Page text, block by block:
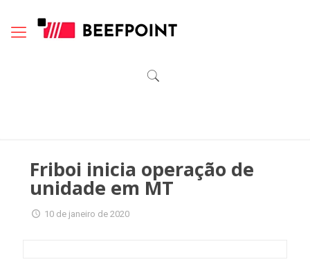
Friboi inicia operação de
unidade em MT
10 de janeiro de 2020